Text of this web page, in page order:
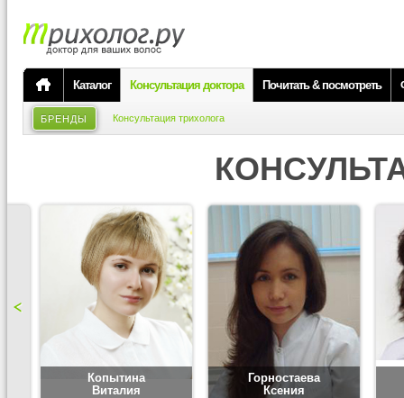
Каталог Консультация доктора Почитать & посмотреть
БРЕНДЫ Консультация трихолога
Копытина
Виталия
Горностаева
Ксения